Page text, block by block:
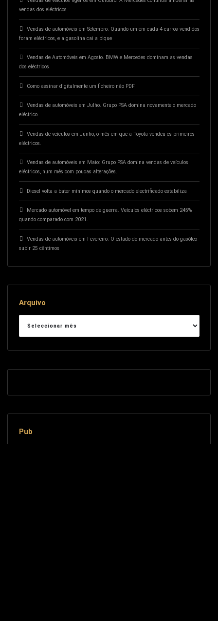
vendas dos eléctricos.
Vendas de automóveis em Setembro. Quando um em cada 4 carros vendidos
foram eléctricos, e a gasolina cai a pique
Vendas de Automóveis em Agosto. BMW e Mercedes dominam as vendas
dos eléctricos.
Como assinar digitalmente um ficheiro não PDF
Vendas de automóveis em Julho. Grupo PSA domina novamente o mercado
eléctrico
Vendas de veículos em Junho, o mês em que a Toyota vendeu os primeiros
eléctricos.
Vendas de automóveis em Maio: Grupo PSA domina vendas de veículos
eléctricos, num mês com poucas alterações.
Diesel volta a bater mínimos quando o mercado electrificado estabiliza
Mercado automóvel em tempo de guerra. Veículos eléctricos sobem 245%
quando comparado com 2021.
Vendas de automóveis em Fevereiro. O estado do mercado antes do gasóleo
subir 25 cêntimos
Arquivo
Pub